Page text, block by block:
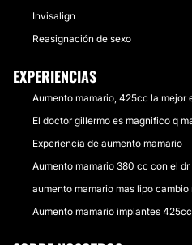
Invisalign
Reasignación de sexo
EXPERIENCIAS
Aumento mamario, 425cc la mejor
El doctor gillermo es magnifico q
Experiencia de aumento mamario
Aumento mamario 380 cc con el
aumento mamario mas lipo cambio
Aumento mamario implantes